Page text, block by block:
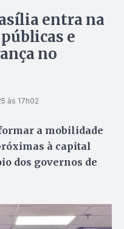
entra na
e
no
às 17h02
a mobilidade
à capital
dos governos de